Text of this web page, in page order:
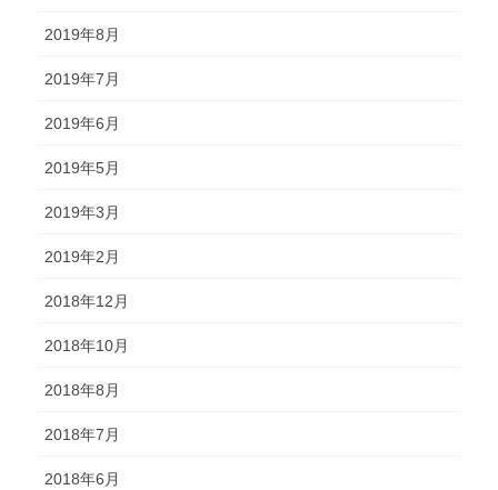
2019年8月
2019年7月
2019年6月
2019年5月
2019年3月
2019年2月
2018年12月
2018年10月
2018年8月
2018年7月
2018年6月